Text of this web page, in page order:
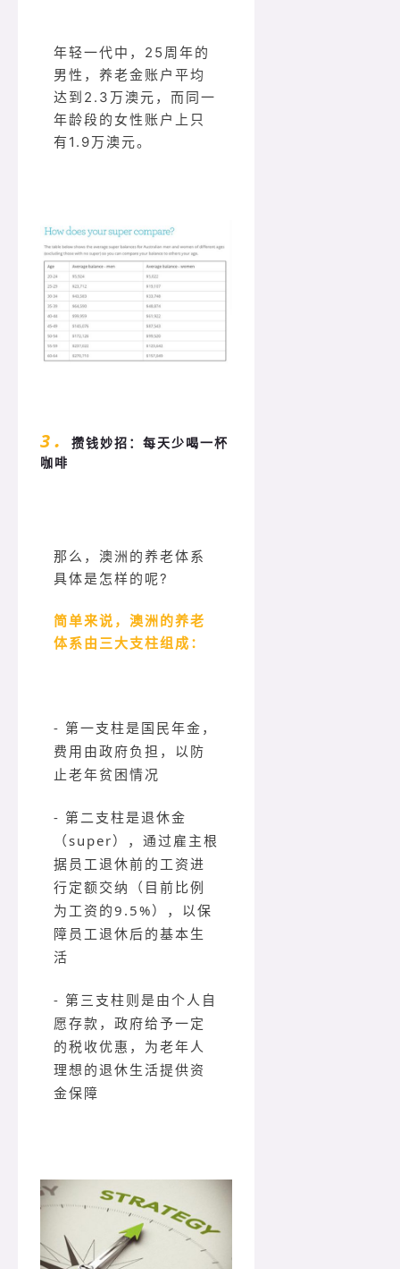
年轻一代中，25周年的
男性，养老金账户平均
达到2.3万澳元，而同一
年龄段的女性账户上只
有1.9万澳元。
3．
攒钱妙招：每天少喝一杯
咖啡
那么，澳洲的养老体系
具体是怎样的呢?
简单来说，澳洲的养老
体系由三大支柱组成：
- 第一支柱是国民年金，
费用由政府负担，以防
止老年贫困情况
- 第二支柱是退休金
（super），通过雇主根
据员工退休前的工资进
行定额交纳（目前比例
为工资的9.5%），以保
障员工退休后的基本生
活
- 第三支柱则是由个人自
愿存款，政府给予一定
的税收优惠，为老年人
理想的退休生活提供资
金保障